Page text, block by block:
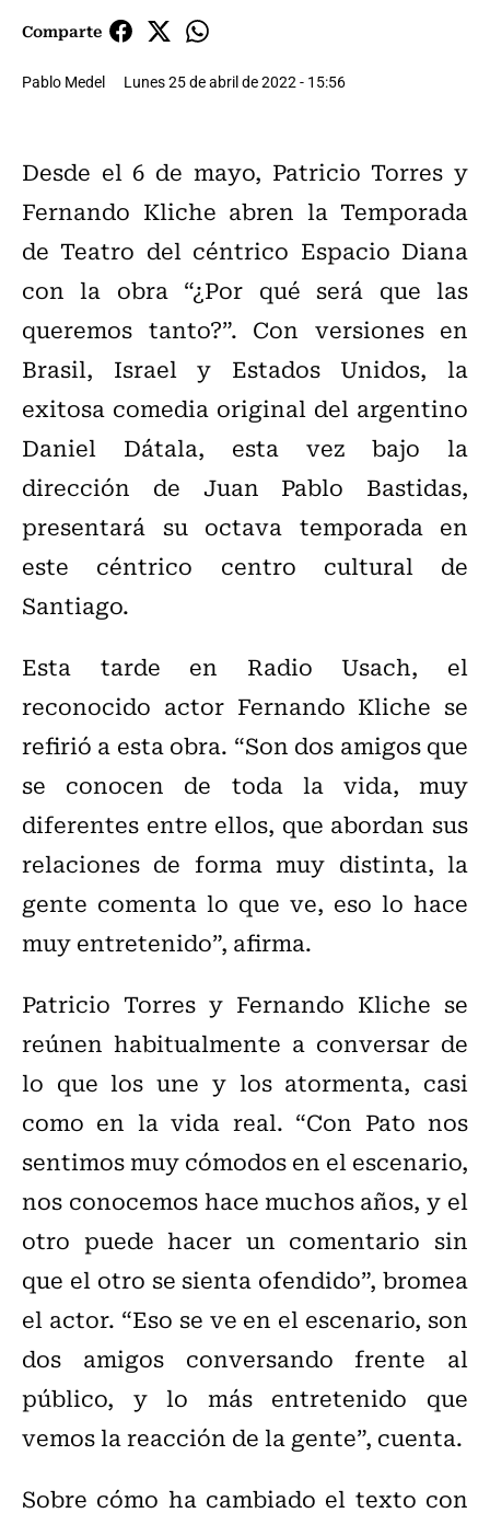
Comparte
Pablo Medel Lunes 25 de abril de 2022 - 15:56
Desde el 6 de mayo, Patricio Torres y
Fernando Kliche abren la Temporada
de Teatro del céntrico Espacio Diana
con la obra “¿Por qué será que las
queremos tanto?”. Con versiones en
Brasil, Israel y Estados Unidos, la
exitosa comedia original del argentino
Daniel Dátala, esta vez bajo la
dirección de Juan Pablo Bastidas,
presentará su octava temporada en
este céntrico centro cultural de
Santiago.
Esta tarde en Radio Usach, el
reconocido actor Fernando Kliche se
refirió a esta obra. “Son dos amigos que
se conocen de toda la vida, muy
diferentes entre ellos, que abordan sus
relaciones de forma muy distinta, la
gente comenta lo que ve, eso lo hace
muy entretenido”, afirma.
Patricio Torres y Fernando Kliche se
reúnen habitualmente a conversar de
lo que los une y los atormenta, casi
como en la vida real. “Con Pato nos
sentimos muy cómodos en el escenario,
nos conocemos hace muchos años, y el
otro puede hacer un comentario sin
que el otro se sienta ofendido”, bromea
el actor. “Eso se ve en el escenario, son
dos amigos conversando frente al
público, y lo más entretenido que
vemos la reacción de la gente”, cuenta.
Sobre cómo ha cambiado el texto con